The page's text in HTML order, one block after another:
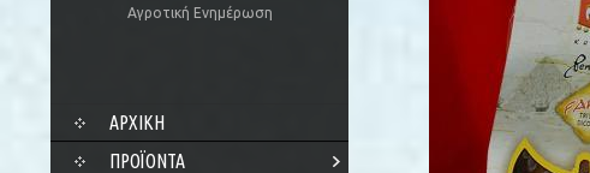
Αγροτική Ενημέρωση
SKIP
CONTENT
ΑΡΧΙΚΗ
ΠΡΟΪΌΝΤΑ